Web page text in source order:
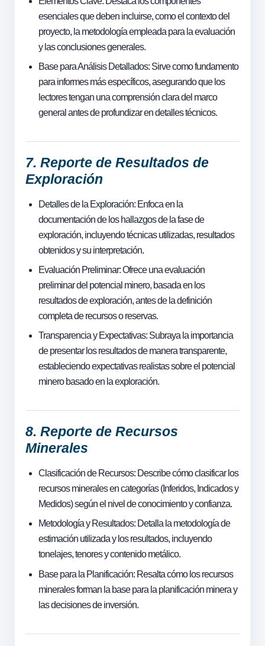
esenciales que deben incluirse, como el contexto del
proyecto, la metodología empleada para la evaluación
y las conclusiones generales.
Base para Análisis Detallados: Sirve como fundamento
para informes más específicos, asegurando que los
lectores tengan una comprensión clara del marco
general antes de profundizar en detalles técnicos.
7. Reporte de Resultados de
Exploración
Detalles de la Exploración: Enfoca en la
documentación de los hallazgos de la fase de
exploración, incluyendo técnicas utilizadas, resultados
obtenidos y su interpretación.
Evaluación Preliminar: Ofrece una evaluación
preliminar del potencial minero, basada en los
resultados de exploración, antes de la definición
completa de recursos o reservas.
Transparencia y Expectativas: Subraya la importancia
de presentar los resultados de manera transparente,
estableciendo expectativas realistas sobre el potencial
minero basado en la exploración.
8. Reporte de Recursos
Minerales
Clasificación de Recursos: Describe cómo clasificar los
recursos minerales en categorías (Inferidos, Indicados y
Medidos) según el nivel de conocimiento y confianza.
Metodología y Resultados: Detalla la metodología de
estimación utilizada y los resultados, incluyendo
tonelajes, tenores y contenido metálico.
Base para la Planificación: Resalta cómo los recursos
minerales forman la base para la planificación minera y
las decisiones de inversión.